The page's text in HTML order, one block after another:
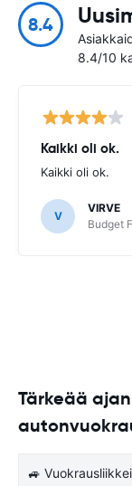
8.4
8.4/10
Kaikki oli ok.
Kaikki oli ok.
V
VIRVE
Budget
Tärkeää
🚙